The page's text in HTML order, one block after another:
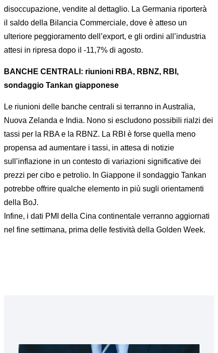
disoccupazione, vendite al dettaglio. La Germania riporterà
il saldo della Bilancia Commerciale, dove è atteso un
ulteriore peggioramento dell’export, e gli ordini all’industria
attesi in ripresa dopo il -11,7% di agosto.
BANCHE CENTRALI: riunioni RBA, RBNZ, RBI,
sondaggio Tankan giapponese
Le riunioni delle banche centrali si terranno in Australia,
Nuova Zelanda e India. Nono si escludono possibili rialzi dei
tassi per la RBA e la RBNZ. La RBI è forse quella meno
propensa ad aumentare i tassi, in attesa di notizie
sull’inflazione in un contesto di variazioni significative dei
prezzi per cibo e petrolio. In Giappone il sondaggio Tankan
potrebbe offrire qualche elemento in più sugli orientamenti
della BoJ.
Infine, i dati PMI della Cina continentale verranno aggiornati
nel fine settimana, prima delle festività della Golden Week.